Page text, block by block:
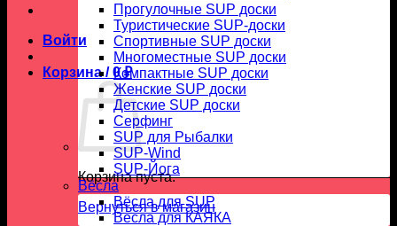
Войти
Корзина /0₽
Корзина пуста.
Вернуться в магазин
Прогулочные SUP доски
Туристические SUP-доски
Спортивные SUP доски
Многоместные SUP доски
Компактные SUP доски
Женские SUP доски
Детские SUP доски
Серфинг
SUP для Рыбалки
SUP-Wind
SUP-Йога
Вёсла
Вёсла для SUP
Весла для КАЯКА